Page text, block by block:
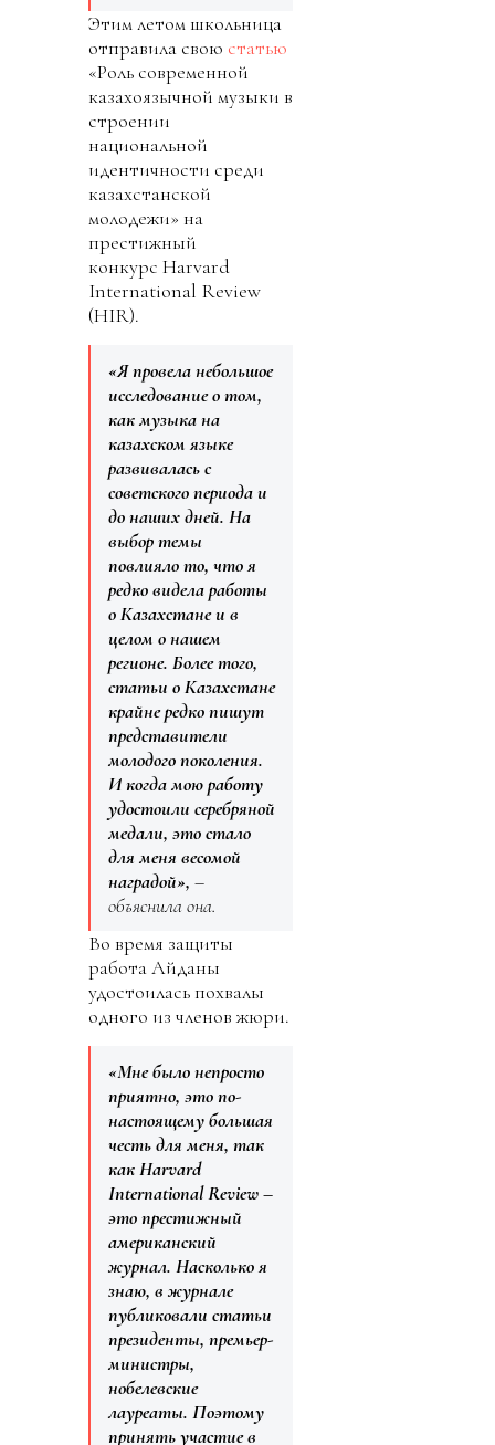
Этим летом школьница
отправила свою статью
«Роль современной
казахоязычной музыки в
строении
национальной
идентичности среди
казахстанской
молодежи» на
престижный
конкурс Harvard
International Review
(HIR).
«Я провела небольшое
исследование о том,
как музыка на
казахском языке
развивалась с
советского периода и
до наших дней. На
выбор темы
повлияло то, что я
редко видела работы
о Казахстане и в
целом о нашем
регионе. Более того,
статьи о Казахстане
крайне редко пишут
представители
молодого поколения.
И когда мою работу
удостоили серебряной
медали, это стало
для меня весомой
наградой», –
объяснила она.
Во время защиты
работа Айданы
удостоилась похвалы
одного из членов жюри.
«Мне было непросто
приятно, это по-
настоящему большая
честь для меня, так
как Harvard
International Review –
это престижный
американский
журнал. Насколько я
знаю, в журнале
публиковали статьи
президенты, премьер-
министры,
нобелевские
лауреаты. Поэтому
принять участие в